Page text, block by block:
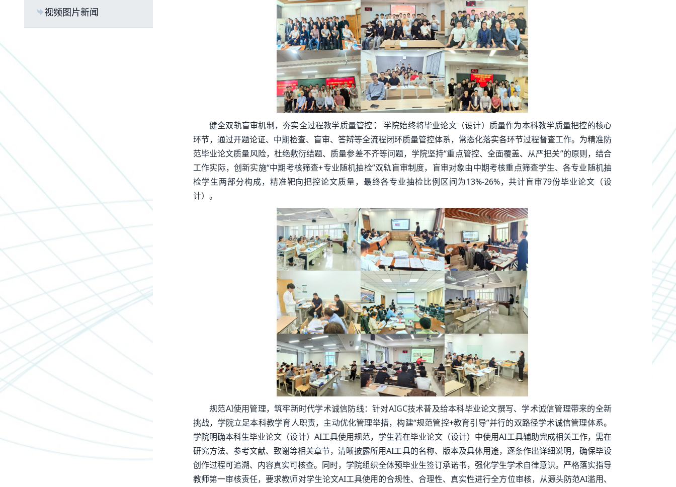
视频图片新闻
健全双轨盲审机制，夯实全过程教学质量管控： 学院始终将毕业论文（设计）质量作为本科教学质量把控的核心
环节，通过开题论证、中期检查、盲审、答辩等全流程闭环质量管控体系，常态化落实各环节过程督查工作。为精准防
范毕业论文质量风险，杜绝敷衍结题、质量参差不齐等问题，学院坚持“重点管控、全面覆盖、从严把关”的原则，结合
工作实际，创新实施“中期考核筛查+专业随机抽检”双轨盲审制度，盲审对象由中期考核重点筛查学生、各专业随机抽
检学生两部分构成，精准靶向把控论文质量，最终各专业抽检比例区间为13%-26%，共计盲审79份毕业论文（设
计）。
规范AI使用管理，筑牢新时代学术诚信防线：针对AIGC技术普及给本科毕业论文撰写、学术诚信管理带来的全新
挑战，学院立足本科教学育人职责，主动优化管理举措，构建“规范管控+教育引导”并行的双路径学术诚信管理体系。
学院明确本科生毕业论文（设计）AI工具使用规范，学生若在毕业论文（设计）中使用AI工具辅助完成相关工作，需在
研究方法、参考文献、致谢等相关章节，清晰披露所用AI工具的名称、版本及具体用途，逐条作出详细说明，确保毕设
创作过程可追溯、内容真实可核查。同时，学院组织全体预毕业生签订承诺书，强化学生学术自律意识。严格落实指导
教师第一审核责任，要求教师对学生论文AI工具使用的合规性、合理性、真实性进行全方位审核，从源头防范AI滥用、